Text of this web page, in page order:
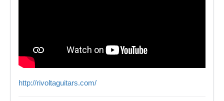
http://rivoltaguitars.com/